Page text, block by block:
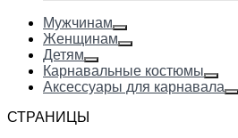
Мужчинам
Женщинам
Детям
Карнавальные костюмы
Аксессуары для карнавала
СТРАНИЦЫ